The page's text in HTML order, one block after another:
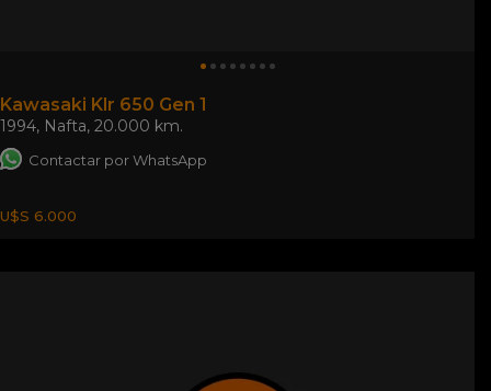
Kawasaki Klr 650 Gen 1
1994, Nafta, 20.000 km.
Contactar por WhatsApp
U$S 6.000